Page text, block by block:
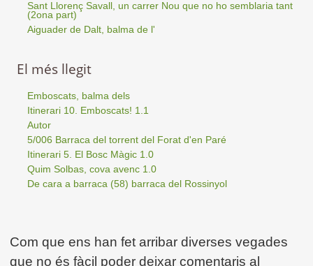
Sant Llorenç Savall, un carrer Nou que no ho semblaria tant
(2ona part)
Aiguader de Dalt, balma de l'
El més llegit
Emboscats, balma dels
Itinerari 10. Emboscats! 1.1
Autor
5/006 Barraca del torrent del Forat d'en Paré
Itinerari 5. El Bosc Màgic 1.0
Quim Solbas, cova avenc 1.0
De cara a barraca (58) barraca del Rossinyol
Com que ens han fet arribar diverses vegades
que no és fàcil poder deixar comentaris al